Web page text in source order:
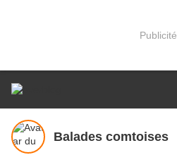
Publicité
Balades comtoises